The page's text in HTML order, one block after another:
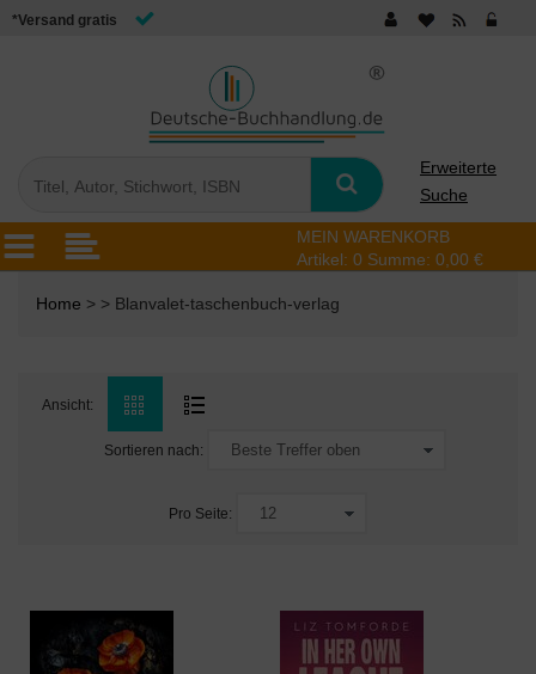
*Versand gratis
Erweiterte
Suche
MEIN WARENKORB
Artikel: 0 Summe: 0,00 €
Home > > Blanvalet-taschenbuch-verlag
Ansicht:
Sortieren nach:
Pro Seite: